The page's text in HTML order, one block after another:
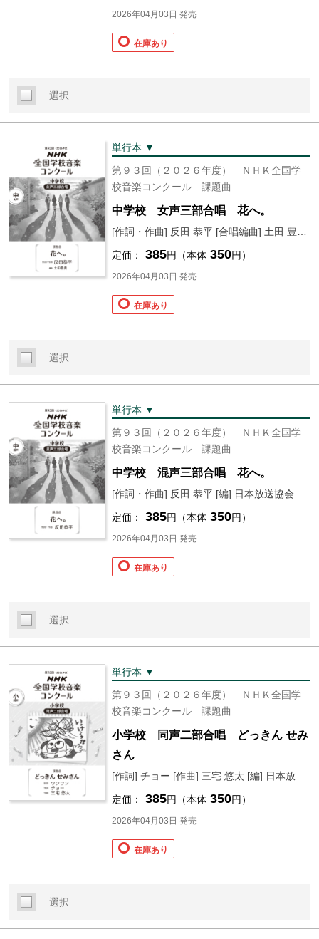
2026年04月03日 発売
在庫あり
選択
単行本 ▼
第９３回（２０２６年度） ＮＨＫ全国学
校音楽コンクール 課題曲
中学校 女声三部合唱 花へ。
定価： 385円（本体 350円）
2026年04月03日 発売
在庫あり
選択
単行本 ▼
第９３回（２０２６年度） ＮＨＫ全国学
校音楽コンクール 課題曲
中学校 混声三部合唱 花へ。
[作詞・作曲] 反田 恭平 [編] 日本放送協会
定価： 385円（本体 350円）
2026年04月03日 発売
在庫あり
選択
単行本 ▼
第９３回（２０２６年度） ＮＨＫ全国学
校音楽コンクール 課題曲
小学校 同声二部合唱 どっきん せみ
さん
定価： 385円（本体 350円）
2026年04月03日 発売
在庫あり
選択